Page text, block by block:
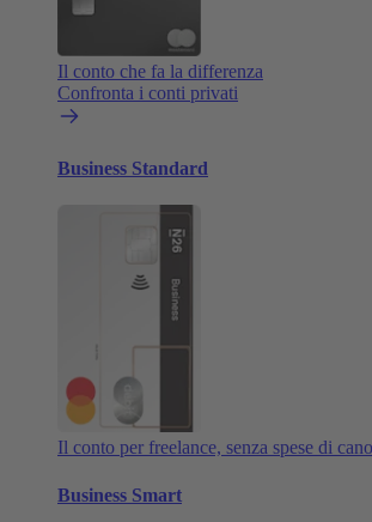
Il conto che fa la differenza
Confronta i conti privati
Business Standard
Il conto per freelance, senza spese di
Business Smart